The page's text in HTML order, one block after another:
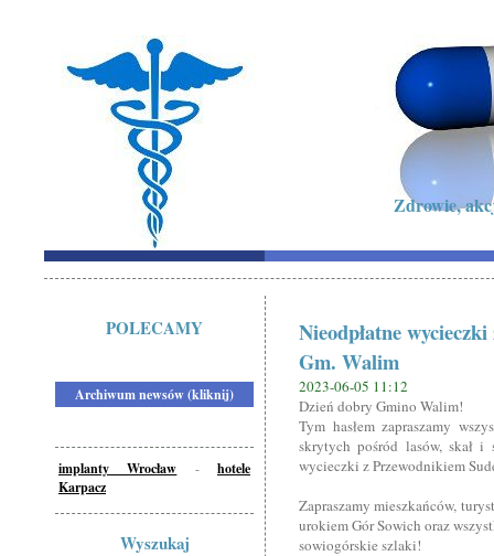
Zdrowie,
POLECAMY
Archiwum newsów (kliknij)
implanty Wrocław -hotele
Karpacz
Wyszukaj
Nieodpłatne
Gm. Walim
2023-06-05 11:12
Dzień dobry Gmino Walim!
Tym hasłem zapraszamy
skrytych pośród lasów, skał i
wycieczki z Przewodnikiem
Zapraszamy mieszkańców,
urokiem Gór Sowich oraz
sowiogórskie szlaki!